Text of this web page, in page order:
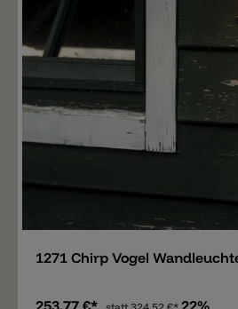
1271 Chirp Vogel
253,77 €* 22%